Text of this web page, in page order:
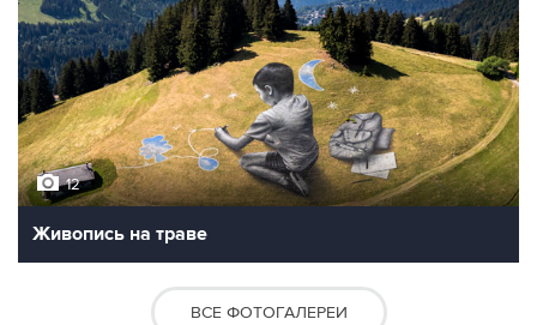
12
Живопись на траве
ВСЕ ФОТОГАЛЕРЕИ